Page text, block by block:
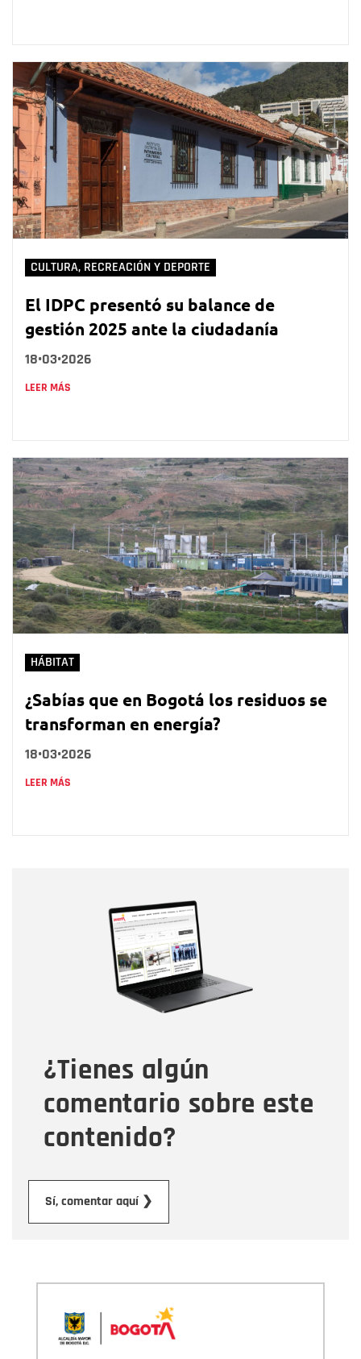
CULTURA, RECREACIÓN Y DEPORTE
El IDPC presentó su balance de
gestión 2025 ante la ciudadanía
18•03•2026
LEER MÁS
HÁBITAT
¿Sabías que en Bogotá los residuos se
transforman en energía?
18•03•2026
LEER MÁS
¿Tienes algún
comentario sobre este
contenido?
Sí, comentar aquí ❯
Correo electrónico
Tipo de comentario
Mensaje